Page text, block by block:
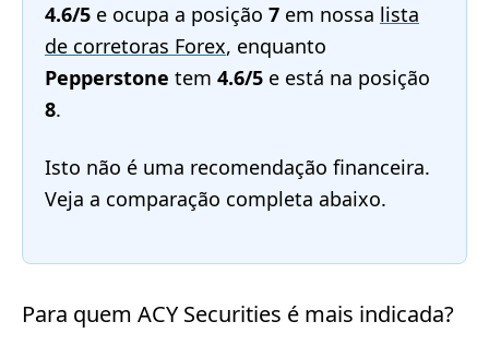
4.6/5 e ocupa a posição 7 em nossa lista
de corretoras Forex, enquanto
Pepperstone tem 4.6/5 e está na posição
8.
Isto não é uma recomendação financeira.
Veja a comparação completa abaixo.
Para quem ACY Securities é mais indicada?